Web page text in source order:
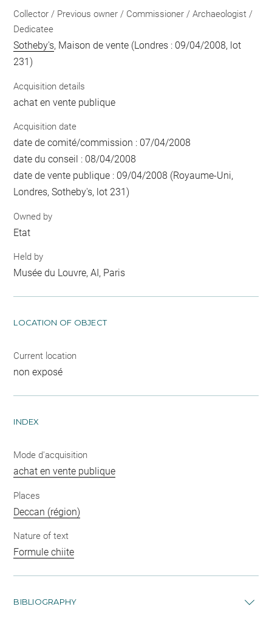
Collector / Previous owner / Commissioner / Archaeologist /
Dedicatee
Sotheby's, Maison de vente (Londres : 09/04/2008, lot
231)
Acquisition details
achat en vente publique
Acquisition date
date de comité/commission : 07/04/2008
date du conseil : 08/04/2008
date de vente publique : 09/04/2008 (Royaume-Uni,
Londres, Sotheby's, lot 231)
Owned by
Etat
Held by
Musée du Louvre, AI, Paris
LOCATION OF OBJECT
Current location
non exposé
INDEX
Mode d'acquisition
achat en vente publique
Places
Deccan (région)
Nature of text
Formule chiite
BIBLIOGRAPHY